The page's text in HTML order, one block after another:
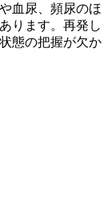
血尿、頻尿のほ
ります。再発し
態の把握が欠か